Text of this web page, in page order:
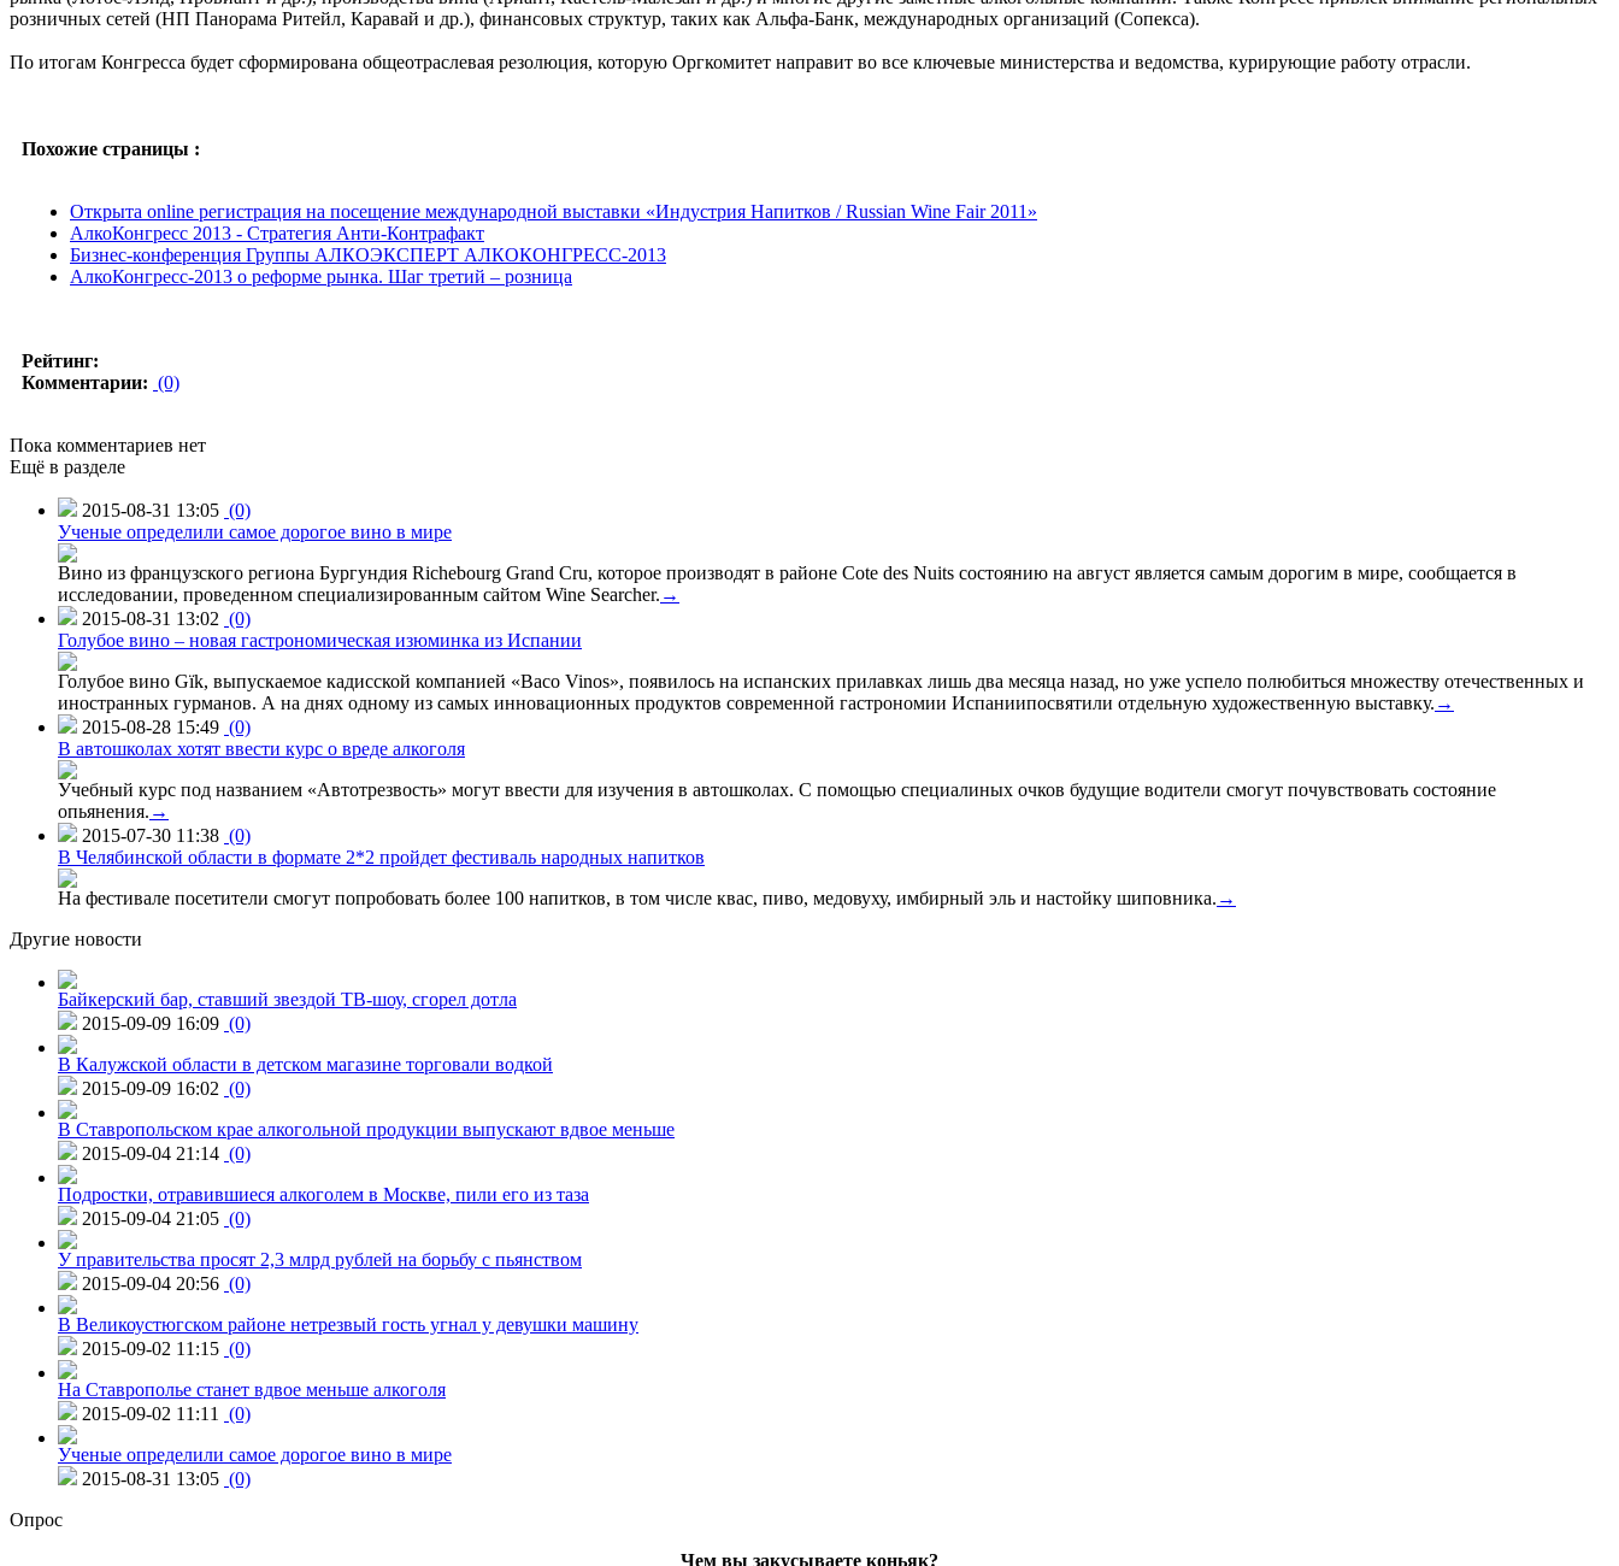
розничных сетей (НП Панорама Ритейл, Каравай и др.), финансовых структур, таких как Альфа-Банк, международных организаций (Сопекса).
По итогам Конгресса будет сформирована общеотраслевая резолюция, которую Оргкомитет направит во все ключевые министерства и ведомства, курирующие работу отрасли.
Похожие страницы :
Открыта online регистрация на посещение международной выставки «Индустрия Напитков / Russian Wine Fair 2011»
АлкоКонгресс 2013 - Стратегия Анти-Контрафакт
Бизнес-конференция Группы АЛКОЭКСПЕРТ АЛКОКОНГРЕСС-2013
АлкоКонгресс-2013 о реформе рынка. Шаг третий – розница
Рейтинг:
Комментарии: (0)
Пока комментариев нет
Ещё в разделе
2015-08-31 13:05 (0)
Ученые определили самое дорогое вино в мире
Вино из французского региона Бургундия Richebourg Grand Cru, которое производят в районе Cote des Nuits состоянию на август является самым дорогим в мире, сообщается в
исследовании, проведенном специализированным сайтом Wine Searcher. →
2015-08-31 13:02 (0)
Голубое вино – новая гастрономическая изюминка из Испании
Голубое вино Gïk, выпускаемое кадисской компанией «Baco Vinos», появилось на испанских прилавках лишь два месяца назад, но уже успело полюбиться множеству отечественных и
иностранных гурманов. А на днях одному из самых инновационных продуктов современной гастрономии Испаниипосвятили отдельную художественную выставку. →
2015-08-28 15:49 (0)
В автошколах хотят ввести курс о вреде алкоголя
Учебный курс под названием «Автотрезвость» могут ввести для изучения в автошколах. С помощью специалиных очков будущие водители смогут почувствовать состояние
опьянения. →
2015-07-30 11:38 (0)
В Челябинской области в формате 2*2 пройдет фестиваль народных напитков
На фестивале посетители смогут попробовать более 100 напитков, в том числе квас, пиво, медовуху, имбирный эль и настойку шиповника. →
Другие новости
Байкерский бар, ставший звездой ТВ-шоу, сгорел дотла
2015-09-09 16:09 (0)
В Калужской области в детском магазине торговали водкой
2015-09-09 16:02 (0)
В Ставропольском крае алкогольной продукции выпускают вдвое меньше
2015-09-04 21:14 (0)
Подростки, отравившиеся алкоголем в Москве, пили его из таза
2015-09-04 21:05 (0)
У правительства просят 2,3 млрд рублей на борьбу с пьянством
2015-09-04 20:56 (0)
В Великоустюгском районе нетрезвый гость угнал у девушки машину
2015-09-02 11:15 (0)
На Ставрополье станет вдвое меньше алкоголя
2015-09-02 11:11
(0)
Ученые определили самое дорогое вино в мире
2015-08-31 13:05 (0)
Опрос
Чем вы закусываете коньяк?